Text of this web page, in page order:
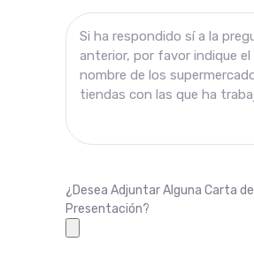
¿Desea Adjuntar Alguna Carta de
Presentación?